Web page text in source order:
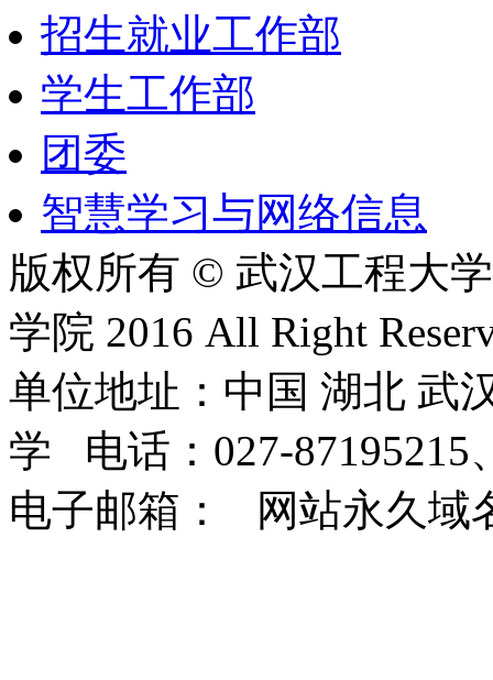
招生就业工作部
学生工作部
团委
智慧学习与网络信息
版权所有 © 武汉工程大
学院 2016 All Right
单位地址：中国 湖北 武
学 电话：027-87195215
电子邮箱： 网站永久域